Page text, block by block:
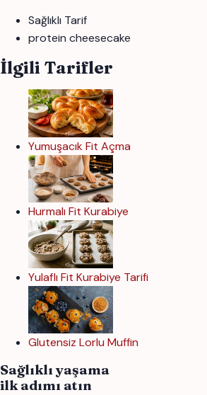
Sağlıklı Tarif
protein cheesecake
İlgili Tarifler
Yumuşacık Fit Açma
Hurmalı Fit Kurabiye
Yulaflı Fit Kurabiye Tarifi
Glutensiz Lorlu Muffin
Sağlıklı yaşama
ilk adımı atın